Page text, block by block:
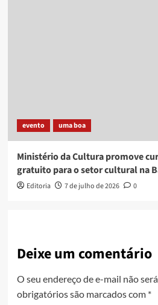
evento uma boa
Ministério da Cultura promove
gratuito para o setor cultural na
Editoria 7 de julho de 2026 0
Deixe um comentário
O seu endereço de e-mail não
obrigatórios são marcados com *